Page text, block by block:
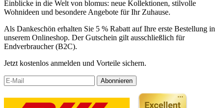
Einblicke in die Welt von blomus: neue Kollektionen, stilvolle
Wohnideen und besondere Angebote für Ihr Zuhause.
Als Dankeschön erhalten Sie 5 % Rabatt auf Ihre erste Bestellung in
unserem Onlineshop. Der Gutschein gilt ausschließlich für
Endverbraucher (B2C).
Jetzt kostenlos anmelden und Vorteile sichern.
Abonnieren